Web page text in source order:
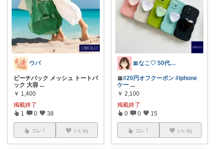
ウパ
ビーチバック メッシュ トートバ
ック 大容 ...
￥ 1,400
掲載終了
1 0 38
コレ いいね
🎀なこ♡︎ 50代主婦の"買って正解"
🎀#20円オフクーポン #iphone
ケー ...
￥ 2,100
掲載終了
0 0 15
コレ いいね